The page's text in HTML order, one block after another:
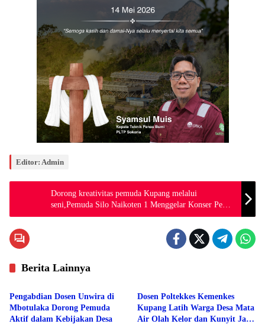
Editor: Admin
Dorong kreativitas pemuda Kupang melalui
seni,Pemuda Silo Naikoten 1 Menggelar Konser Pemsi
Music Festival Tahun 2024
Berita Lainnya
Berita
Pengabdian Dosen Unwira di
Mbotulaka Dorong Pemuda
Aktif dalam Kebijakan Desa
Dosen Poltekkes Kemenkes
Kupang Latih Warga Desa Mata
Air Olah Kelor dan Kunyit Jadi
Berita Berita